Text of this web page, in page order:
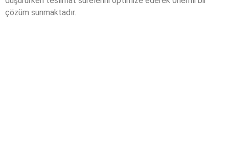
çözüm sunmaktadır.